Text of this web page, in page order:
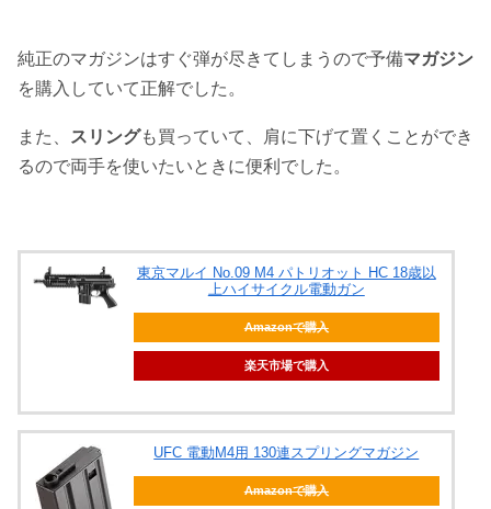
純正のマガジンはすぐ弾が尽きてしまうので予備マガジン
を購入していて正解でした。
また、 スリングも買っていて、肩に下げて置くことができ
るので両手を使いたいときに便利でした。
東京マルイ No.09 M4 パトリオット HC 18歳以
上ハイサイクル電動ガン
Amazonで購入
楽天市場で購入
UFC 電動M4用 130連スプリングマガジン
Amazonで購入